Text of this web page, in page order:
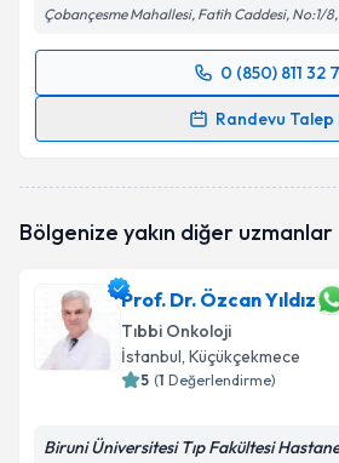
Çobançesme Mahallesi, Fatih Caddesi, No:1/8,
0 (850) 811 32
Randevu Talep
Randevu Takvimi Talebi
oluşturun. Size bu uzmandan
Kişisel verilerimin işlenmesine
Bölgenize yakın diğer uzmanlar
Prof. Dr. Özcan Yıldız
Tıbbi Onkoloji
İstanbul, Küçükçekmece
5 (1 Değerlendirme)
Biruni Üniversitesi Tıp Fakültesi